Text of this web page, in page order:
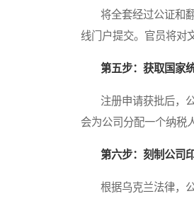
将全套经过公证和翻
线门户提交。官员将对
第五步：获取国家
注册申请获批后，公
会为公司分配一个纳税
第六步：刻制公司
根据乌克兰法律，公